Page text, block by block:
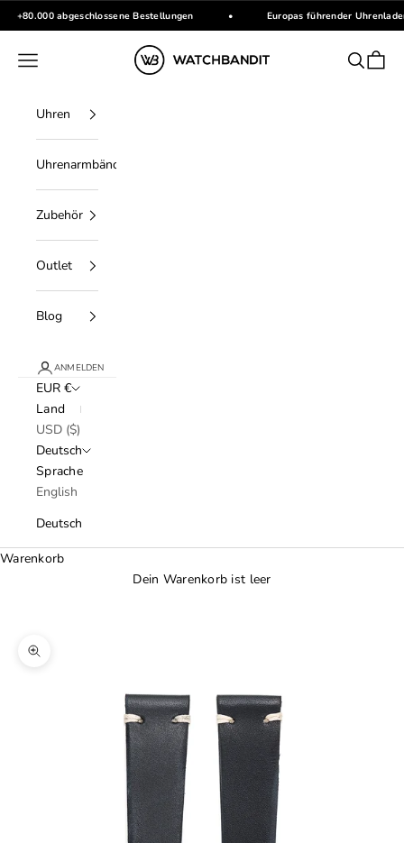
Zum Inhalt springen
+80.000 abgeschlossene Bestellungen • Europas führender
WATCHBANDIT
Menü Suchen
Uhren
Uhrenarmbänder
Zubehör
Outlet
Blog
ANMELDEN
EUR €
Land
USD ($)
Deutsch
Sprache
English
Deutsch
Warenkorb
Dein Warenkorb ist leer
Bild vergrößern